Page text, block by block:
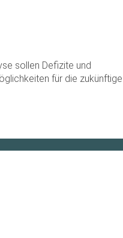
sollen Defizite und
für die zukünftige